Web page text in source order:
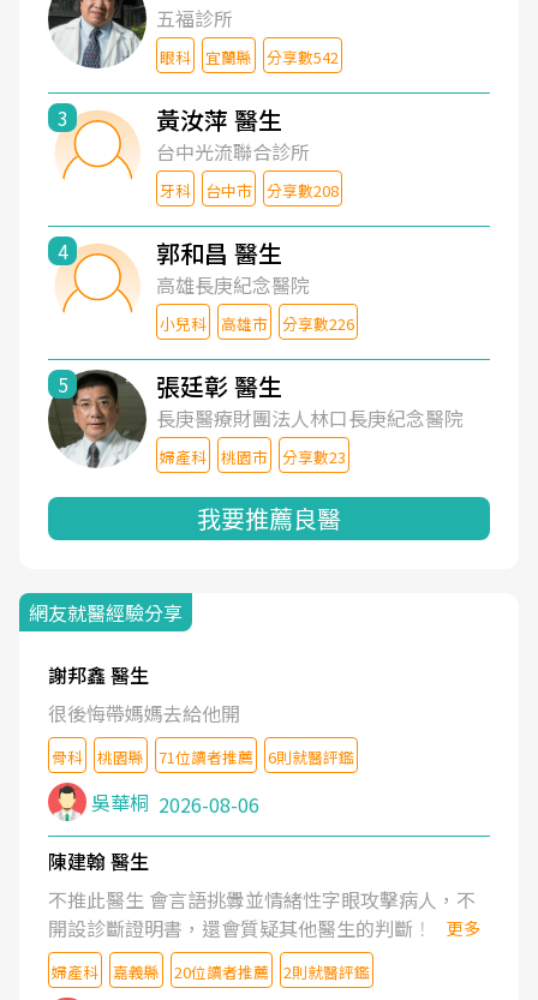
五福診所
眼科 宜蘭縣 分享數542
3 黃汝萍 醫生
台中光流聯合診所
牙科 台中市 分享數208
4 郭和昌 醫生
高雄長庚紀念醫院
小兒科 高雄市 分享數226
5 張廷彰 醫生
長庚醫療財團法人林口長庚紀念醫院
婦產科 桃園市 分享數23
我要推薦良醫
網友就醫經驗分享
謝邦鑫 醫生
很後悔帶媽媽去給他開
骨科 桃園縣 71位讀者推薦 6則就醫評鑑
吳華桐 2026-08-06
陳建翰 醫生
不推此醫生 會言語挑釁並情緒性字眼攻擊病人，不
開設診斷證明書，還會質疑其他醫生的判斷！
更多
婦產科 嘉義縣 20位讀者推薦 2則就醫評鑑